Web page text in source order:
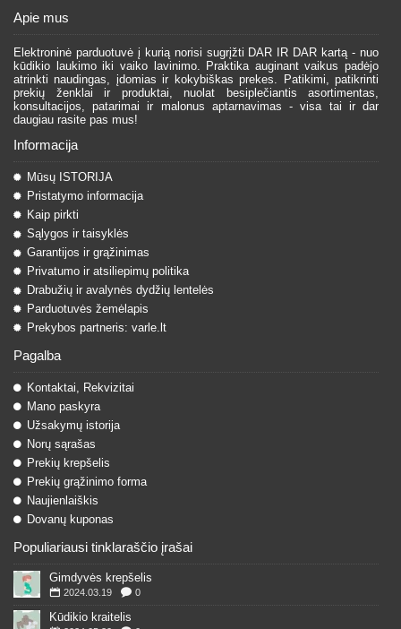
Apie mus
Elektroninė parduotuvė į kurią norisi sugrįžti DAR IR DAR kartą - nuo
kūdikio laukimo iki vaiko lavinimo. Praktika auginant vaikus padėjo
atrinkti naudingas, įdomias ir kokybiškas prekes. Patikimi, patikrinti
prekių ženklai ir produktai, nuolat besiplečiantis asortimentas,
konsultacijos, patarimai ir malonus aptarnavimas - visa tai ir dar
daugiau rasite pas mus!
Informacija
Mūsų ISTORIJA
Pristatymo informacija
Kaip pirkti
Sąlygos ir taisyklės
Garantijos ir grąžinimas
Privatumo ir atsiliepimų politika
Drabužių ir avalynės dydžių lentelės
Parduotuvės žemėlapis
Prekybos partneris: varle.lt
Pagalba
Kontaktai, Rekvizitai
Mano paskyra
Užsakymų istorija
Norų sąrašas
Prekių krepšelis
Prekių grąžinimo forma
Naujienlaiškis
Dovanų kuponas
Populiariausi tinklaraščio įrašai
Gimdyvės krepšelis
2024.03.19 0
Kūdikio kraitelis